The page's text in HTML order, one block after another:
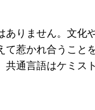
ありません。文化
て惹かれ合うこと
共通言語はケミス